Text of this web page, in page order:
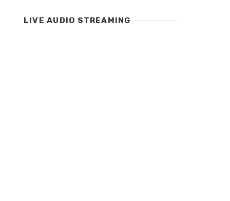
LIVE AUDIO STREAMING